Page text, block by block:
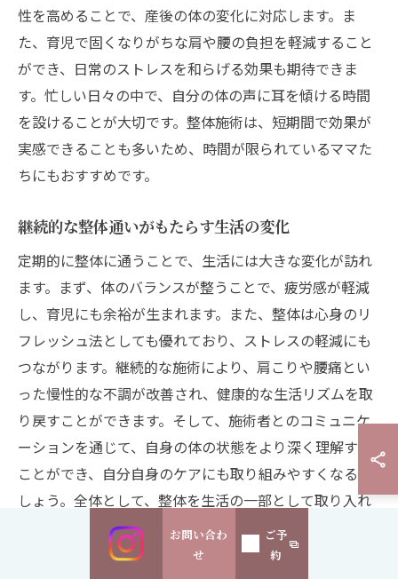
性を高めることで、産後の体の変化に対応します。ま
た、育児で固くなりがちな肩や腰の負担を軽減すること
ができ、日常のストレスを和らげる効果も期待できま
す。忙しい日々の中で、自分の体の声に耳を傾ける時間
を設けることが大切です。整体施術は、短期間で効果が
実感できることも多いため、時間が限られているママた
ちにもおすすめです。
継続的な整体通いがもたらす生活の変化
定期的に整体に通うことで、生活には大きな変化が訪れ
ます。まず、体のバランスが整うことで、疲労感が軽減
し、育児にも余裕が生まれます。また、整体は心身のリ
フレッシュ法としても優れており、ストレスの軽減にも
つながります。継続的な施術により、肩こりや腰痛とい
った慢性的な不調が改善され、健康的な生活リズムを取
り戻すことができます。そして、施術者とのコミュニケ
ーションを通じて、自身の体の状態をより深く理解する
ことができ、自分自身のケアにも取り組みやすくなるで
しょう。全体として、整体を生活の一部として取り入れ
ることで、心も体もポジティブな変化を感じることがで
お問い合わ
せ
ご予
約